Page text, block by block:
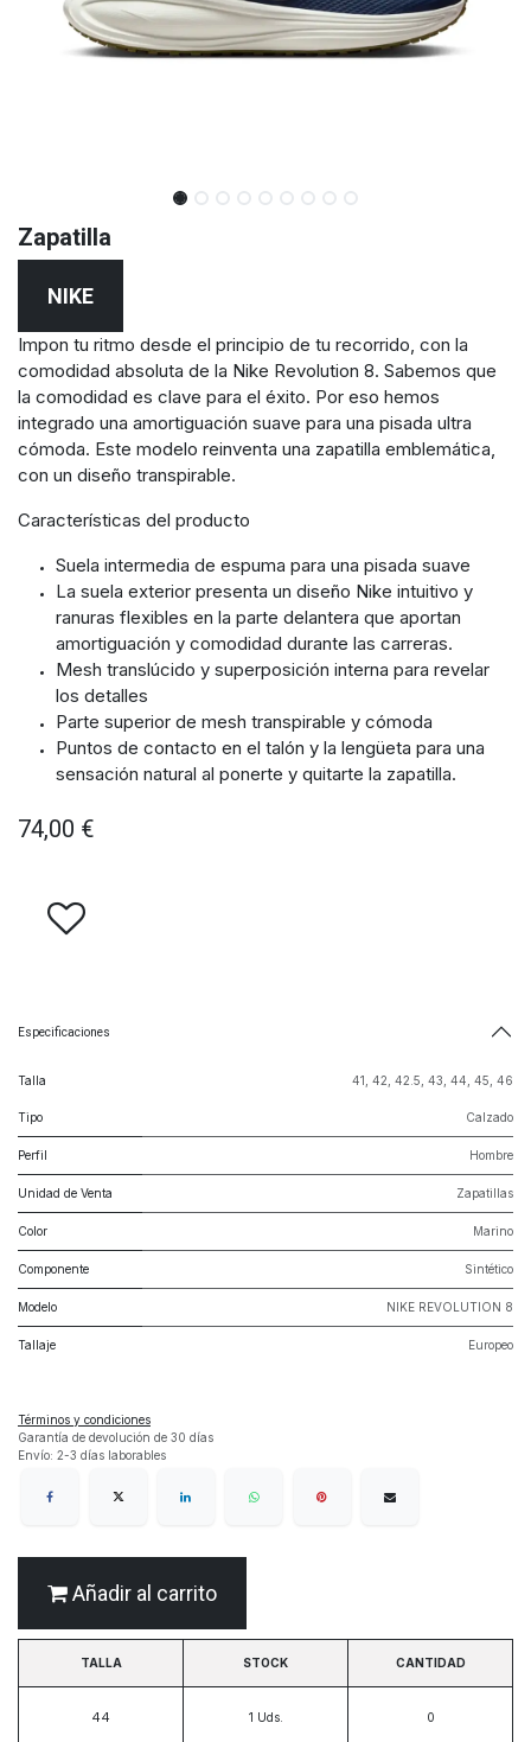
Zapatilla
NIKE
Impon tu ritmo desde el principio de tu recorrido, con la
comodidad absoluta de la Nike Revolution 8. Sabemos que
la comodidad es clave para el éxito. Por eso hemos
integrado una amortiguación suave para una pisada ultra
cómoda. Este modelo reinventa una zapatilla emblemática,
con un diseño transpirable.
Características del producto
Suela intermedia de espuma para una pisada suave
La suela exterior presenta un diseño Nike intuitivo y
ranuras flexibles en la parte delantera que aportan
amortiguación y comodidad durante las carreras.
Mesh translúcido y superposición interna para revelar
los detalles
Parte superior de mesh transpirable y cómoda
Puntos de contacto en el talón y la lengüeta para una
sensación natural al ponerte y quitarte la zapatilla.
74,00 €
Especificaciones
Talla 41 42 42.5 43 44 45 46
Tipo Calzado
Perfil Hombre
Unidad de Venta Zapatillas
Color Marino
Componente Sintético
Modelo NIKE REVOLUTION 8
Tallaje Europeo
Términos y condiciones
Garantía de devolución de 30 días
Envío: 2-3 días laborables
Añadir al carrito
TALLA STOCK CANTIDAD
44 1 Uds.